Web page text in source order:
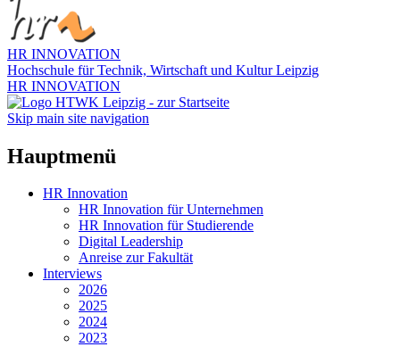
HR INNOVATION
Hochschule für Technik, Wirtschaft und Kultur Leipzig
HR INNOVATION
Skip main site navigation
Hauptmenü
HR Innovation
HR Innovation für Unternehmen
HR Innovation für Studierende
Digital Leadership
Anreise zur Fakultät
Interviews
2026
2025
2024
2023